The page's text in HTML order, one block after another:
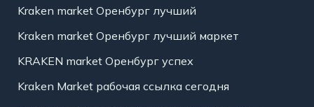
Kraken market Оренбург лучший
Kraken market Оренбург лучший маркет
KRAKEN market Оренбург успех
Kraken Market рабочая ссылка сегодня